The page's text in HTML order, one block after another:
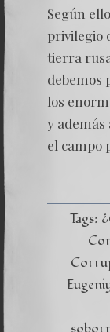
Según
privilegio
tierra
debemos
los
y
el campo
Tags: